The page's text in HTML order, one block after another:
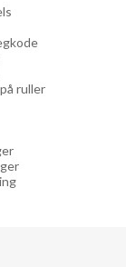
ruller